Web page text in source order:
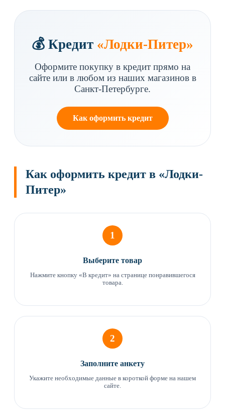
💰 Кредит «Лодки-Питер»
Оформите покупку в кредит прямо на
сайте или в любом из наших магазинов в
Санкт-Петербурге.
Как оформить кредит
Как оформить кредит в «Лодки-
Питер»
1
Выберите товар
Нажмите кнопку «В кредит» на странице понравившегося
товара.
2
Заполните анкету
Укажите необходимые данные в короткой форме на нашем
сайте.